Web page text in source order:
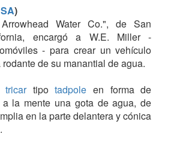
)
Water Co.", de San
encargó a W.E. Miller -
- para crear un vehículo
de su manantial de agua.
tricartipotadpole en forma de
a la mente una gota de agua, de
en la parte delantera y cónica